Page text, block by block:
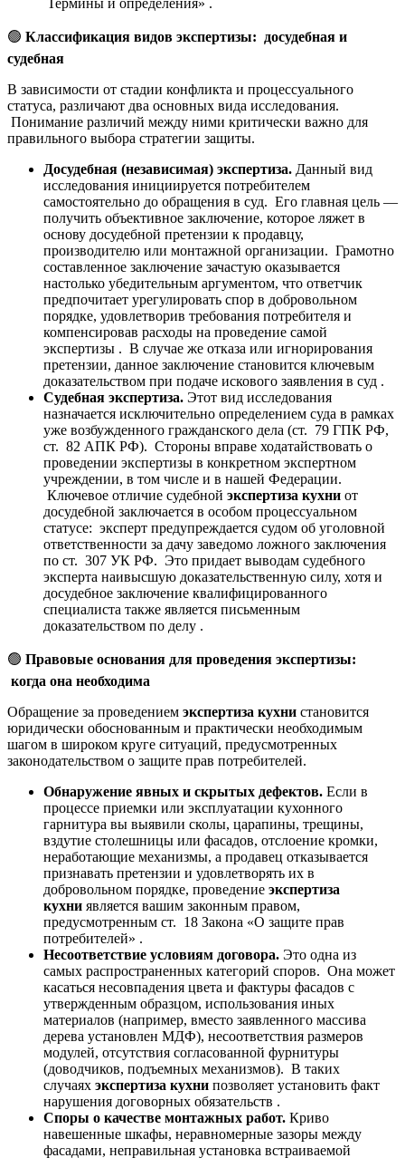
🟢 Классификация видов экспертизы: досудебная и
судебная
В зависимости от стадии конфликта и процессуального
статуса, различают два основных вида исследования.
Понимание различий между ними критически важно для
правильного выбора стратегии защиты.
Досудебная (независимая) экспертиза. Данный вид
исследования инициируется потребителем
самостоятельно до обращения в суд. Его главная цель —
получить объективное заключение, которое ляжет в
основу досудебной претензии к продавцу,
производителю или монтажной организации. Грамотно
составленное заключение зачастую оказывается
настолько убедительным аргументом, что ответчик
предпочитает урегулировать спор в добровольном
порядке, удовлетворив требования потребителя и
компенсировав расходы на проведение самой
экспертизы . В случае же отказа или игнорирования
претензии, данное заключение становится ключевым
доказательством при подаче искового заявления в суд .
Судебная экспертиза. Этот вид исследования
назначается исключительно определением суда в рамках
уже возбужденного гражданского дела (ст. 79 ГПК РФ,
ст. 82 АПК РФ). Стороны вправе ходатайствовать о
проведении экспертизы в конкретном экспертном
учреждении, в том числе и в нашей Федерации.
Ключевое отличие судебной экспертиза кухни от
досудебной заключается в особом процессуальном
статусе: эксперт предупреждается судом об уголовной
ответственности за дачу заведомо ложного заключения
по ст. 307 УК РФ. Это придает выводам судебного
эксперта наивысшую доказательственную силу, хотя и
досудебное заключение квалифицированного
специалиста также является письменным
доказательством по делу .
🟢 Правовые основания для проведения экспертизы:
когда она необходима
Обращение за проведением экспертиза кухни становится
юридически обоснованным и практически необходимым
шагом в широком круге ситуаций, предусмотренных
законодательством о защите прав потребителей.
Обнаружение явных и скрытых дефектов. Если в
процессе приемки или эксплуатации кухонного
гарнитура вы выявили сколы, царапины, трещины,
вздутие столешницы или фасадов, отслоение кромки,
неработающие механизмы, а продавец отказывается
признавать претензии и удовлетворять их в
добровольном порядке, проведение экспертиза
кухни является вашим законным правом,
предусмотренным ст. 18 Закона «О защите прав
потребителей» .
Несоответствие условиям договора. Это одна из
самых распространенных категорий споров. Она может
касаться несовпадения цвета и фактуры фасадов с
утвержденным образцом, использования иных
материалов (например, вместо заявленного массива
дерева установлен МДФ), несоответствия размеров
модулей, отсутствия согласованной фурнитуры
(доводчиков, подъемных механизмов). В таких
случаях экспертиза кухни позволяет установить факт
нарушения договорных обязательств .
Споры о качестве монтажных работ. Криво
навешенные шкафы, неравномерные зазоры между
фасадами, неправильная установка встраиваемой